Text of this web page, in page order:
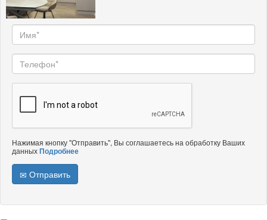
Нажимая кнопку "Отправить", Вы соглашаетесь на обработку Ваших
данныхПодробнее
Отправить